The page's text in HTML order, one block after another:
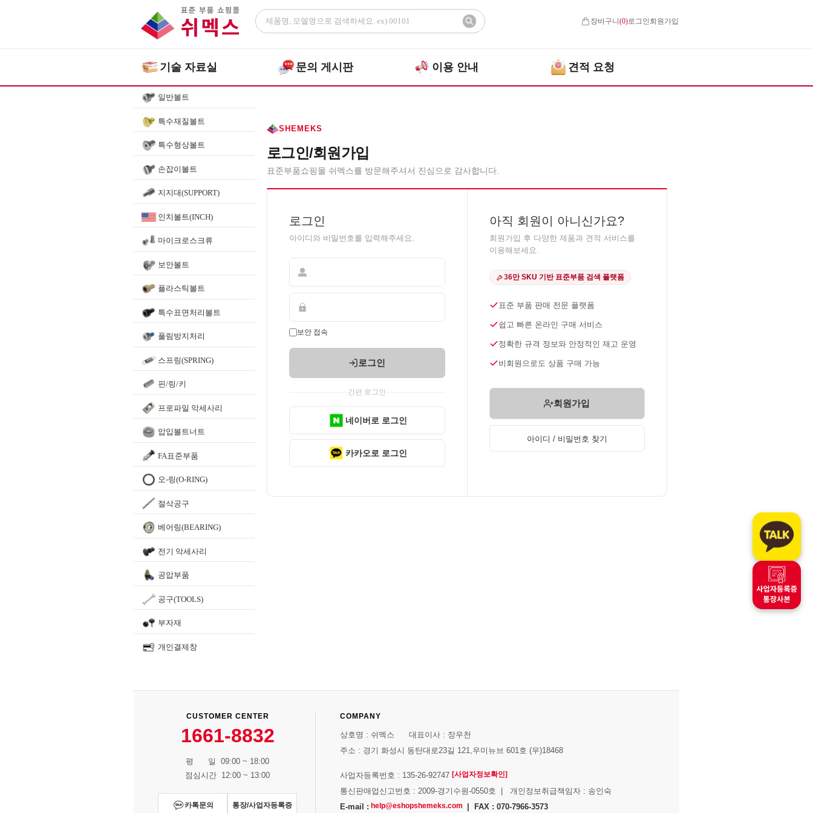
장바구니(0)로그인 회원가입
기술 자료실 문의 게시판 이용 안내 견적 요청
일반볼트
특수재질볼트
특수형상볼트
손잡이볼트
지지대(SUPPORT)
인치볼트(INCH)
마이크로스크류
보안볼트
플라스틱볼트
특수표면처리볼트
풀림방지처리
스프링(SPRING)
핀/링/키
프로파일 악세사리
압입볼트너트
FA표준부품
오-링(O-RING)
절삭공구
베어링(BEARING)
전기 악세사리
공압부품
공구(TOOLS)
부자재
개인결제창
SHEMEKS
로그인/회원가입
표준부품쇼핑몰 쉬멕스를 방문해주셔서 진심으로 감사합니다.
로그인
아이디와 비밀번호를 입력해주세요.
보안 접속
로그인
간편 로그인
네이버로 로그인
카카오로 로그인
아직 회원이 아니신가요?
회원가입 후 다양한 제품과 견적 서비스를
이용해보세요.
36만 SKU 기반 표준부품 검색 플랫폼
표준 부품 판매 전문 플랫폼
쉽고 빠른 온라인 구매 서비스
정확한 규격 정보와 안정적인 재고 운영
비회원으로도 상품 구매 가능
회원가입
아이디 / 비밀번호 찾기
CUSTOMER CENTER
1661-8832
평 일 09:00 ~ 18:00
점심시간 12:00 ~ 13:00
카톡문의 통장/사업자등록증
COMPANY
상호명 : 쉬멕스 대표이사 : 장우천
주소 : 경기 화성시 동탄대로23길 121,우미뉴브 601호 (우)18468
사업자등록번호 : 135-26-92747 [사업자정보확인]
통신판매업신고번호 : 2009-경기수원-0550호 | 개인정보취급책임자 : 송인숙
E-mail : help@eshopshemeks.com | FAX : 070-7966-3573